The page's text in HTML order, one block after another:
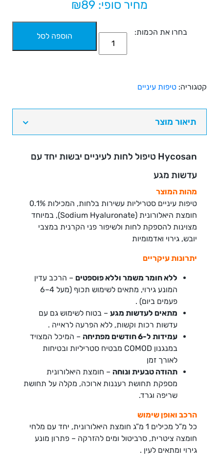
מחיר סופי: ₪ 89
בחרו את הכמות:
כמות
סאן,
10
10ml
הוספה לסל
קטגוריה: טיפות עיניים
תיאור מוצר
Hycosan טיפול לחות לעיניים יבשות יחד עם
עדשות מגע
מהות המוצר
טיפות עיניים סטריליות עשירות בלחות, המכילות 0.1%
חומצת היאלורונית (Sodium Hyaluronate), במיוחד
מצוינות להספקת לחות ולשיפור פני הקרנית במצבי
יובש, גירוי ואדמומיות
יתרונות עיקריים
ללא חומר משמר וללא פוספטים – הרכב עדין
המונע גירוי, מתאים לשימוש תכוף (מעל 4–6
פעמים ביום) .
מתאים לעדשות מגע – בטוח לשימוש גם עם
עדשות רכות וקשות, ללא הפרעה לראייה .
עמידות ל-6 חודשים מפתיחה
– המיכל המצויד
במנגנון COMOD מבטיח סטריליות ובטיחות
לאורך זמן
תהודה טבעית ונוחה – חומצת היאלורונית
מספקת תחושת רעננות ארוכה, מקלה על תחושת
שריפה וגרד.
הרכב ואופן שימוש
כל מ”ל מכילים 1 מ”ג חומצת היאלורונית, יחד עם מלחי
חומצה ציטרית, סרביטול ומים להזרקה – פתרון מונע
גירוי ומתאים לעין .